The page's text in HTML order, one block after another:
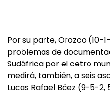
Por su parte, Orozco (10-
problemas de
Sudáfrica por el cetro
medirá, también, a seis
Lucas Rafael Báez (9-5-2,